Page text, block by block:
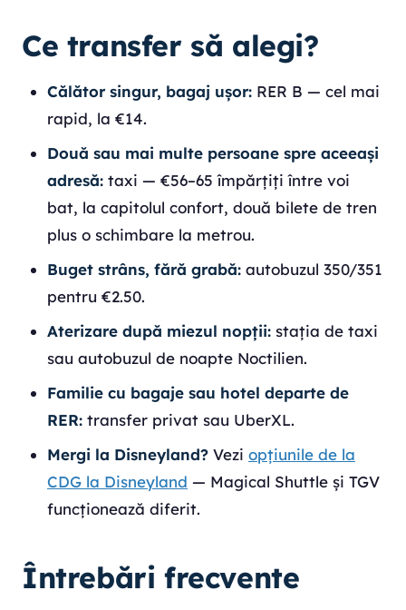
Ce transfer să alegi?
Călător singur, bagaj ușor: RER B — cel mai
rapid, la €14.
Două sau mai multe persoane spre aceeași
adresă: taxi — €56–65 împărțiți între voi
bat, la capitolul confort, două bilete de tren
plus o schimbare la metrou.
Buget strâns, fără grabă: autobuzul 350/351
pentru €2.50.
Aterizare după miezul nopții: stația de taxi
sau autobuzul de noapte Noctilien.
Familie cu bagaje sau hotel departe de
RER: transfer privat sau UberXL.
Mergi la Disneyland? Vezi opțiunile de la
CDG la Disneyland — Magical Shuttle și TGV
funcționează diferit.
Întrebări frecvente